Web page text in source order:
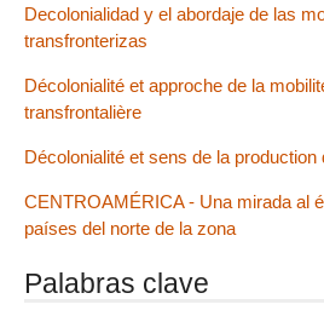
Decolonialidad y el abordaje de las
transfronterizas
Décolonialité et approche de la
transfrontalière
Décolonialité et sens de la
CENTROAMÉRICA - Una mirada al
países del norte de la zona
Palabras clave